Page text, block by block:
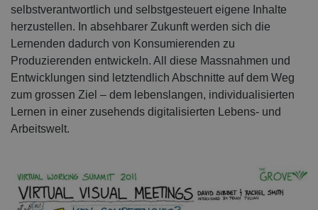
selbstverantwortlich und selbstgesteuert eigene Inhalte
herzustellen. In absehbarer Zukunft werden sich die
Lernenden dadurch von Konsumierenden zu
Produzierenden entwickeln. All diese Massnahmen und
Entwicklungen sind letztendlich Abschnitte auf dem Weg
zum grossen Ziel – dem lebenslangen, individualisierten
Lernen in einer zusehends digitalisierten Lebens- und
Arbeitswelt.